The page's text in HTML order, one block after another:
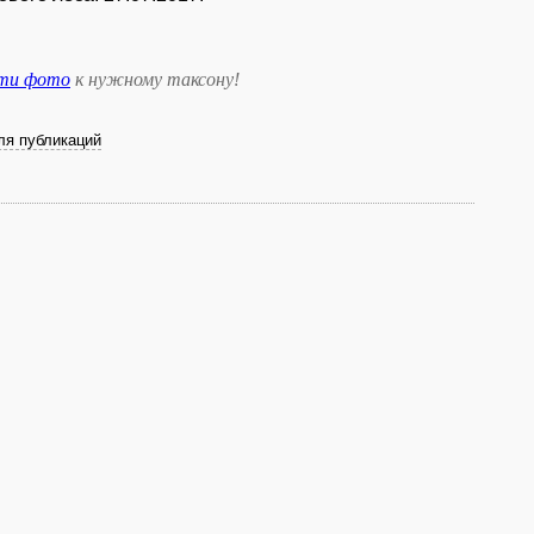
фото к нужному таксону!
публикаций